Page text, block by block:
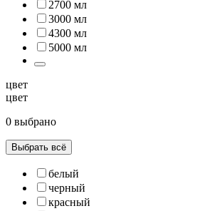
2700 мл
3000 мл
4300 мл
5000 мл
цвет
цвет
0 выбрано
Выбрать всё
белый
черный
красный